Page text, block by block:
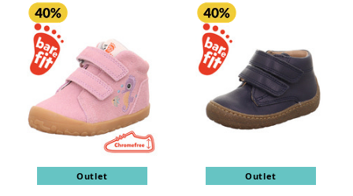
Outlet Outlet